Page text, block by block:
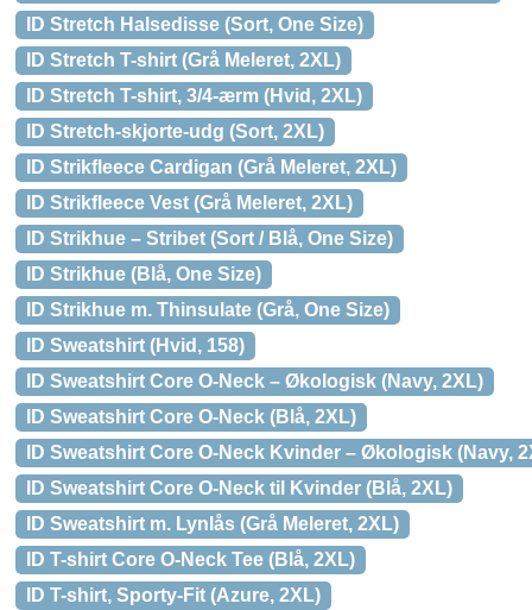
ID Stretch Halsedisse (Sort, One Size)
ID Stretch T-shirt (Grå Meleret, 2XL)
ID Stretch T-shirt, 3/4-ærm (Hvid, 2XL)
ID Stretch-skjorte-udg (Sort, 2XL)
ID Strikfleece Cardigan (Grå Meleret, 2XL)
ID Strikfleece Vest (Grå Meleret, 2XL)
ID Strikhue – Stribet (Sort / Blå, One Size)
ID Strikhue (Blå, One Size)
ID Strikhue m. Thinsulate (Grå, One Size)
ID Sweatshirt (Hvid, 158)
ID Sweatshirt Core O-Neck – Økologisk (Navy, 2XL)
ID Sweatshirt Core O-Neck (Blå, 2XL)
ID Sweatshirt Core O-Neck Kvinder – Økologisk (Navy,
ID Sweatshirt Core O-Neck til Kvinder (Blå, 2XL)
ID Sweatshirt m. Lynlås (Grå Meleret, 2XL)
ID T-shirt Core O-Neck Tee (Blå, 2XL)
ID T-shirt, Sporty-Fit (Azure, 2XL)